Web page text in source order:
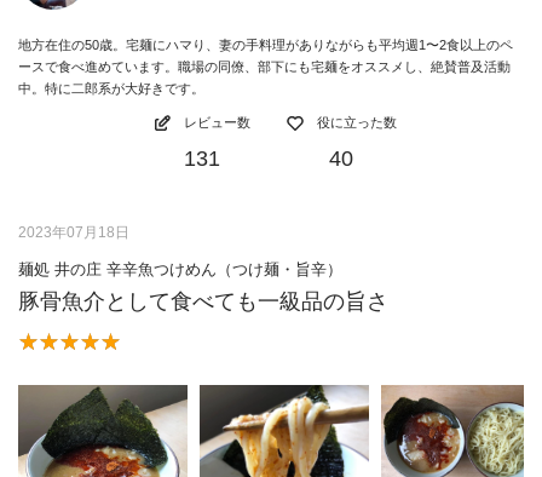
地方在住の50歳。宅麺にハマり、妻の手料理がありながらも平均週1〜2食以上のペ
ースで食べ進めています。職場の同僚、部下にも宅麺をオススメし、絶賛普及活動
中。特に二郎系が大好きです。
レビュー数
131
役に立った数
40
2023年07月18日
麺処 井の庄 辛辛魚つけめん（つけ麺・旨辛）
豚骨魚介として食べても一級品の旨さ